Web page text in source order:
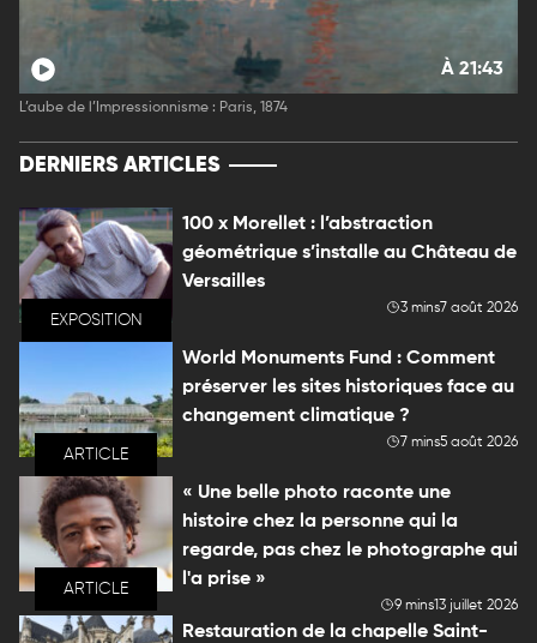
À 21:43
L’aube de l’Impressionnisme : Paris, 1874
DERNIERS ARTICLES
EXPOSITION
100 x Morellet : l’abstraction
géométrique s’installe au Château de
Versailles
3 mins7 août 2026
ARTICLE
World Monuments Fund : Comment
préserver les sites historiques face au
changement climatique ?
7 mins5 août 2026
ARTICLE
« Une belle photo raconte une
histoire chez la personne qui la
regarde, pas chez le photographe qui
l'a prise »
9 mins13 juillet 2026
Restauration de la chapelle Saint-